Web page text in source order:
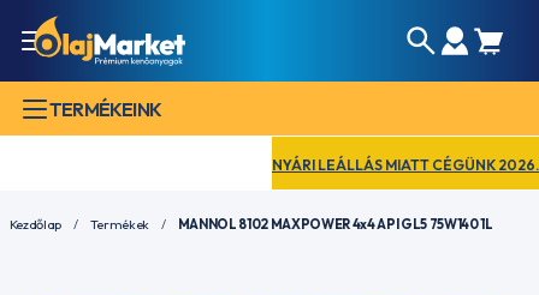
TERMÉKEINK
NYÁRI LEÁLLÁS MIATT CÉGÜNK 2026.
Kezdőlap Termékek MANNOL 8102 MAXPOWER 4x4 API GL5 75W140 1L